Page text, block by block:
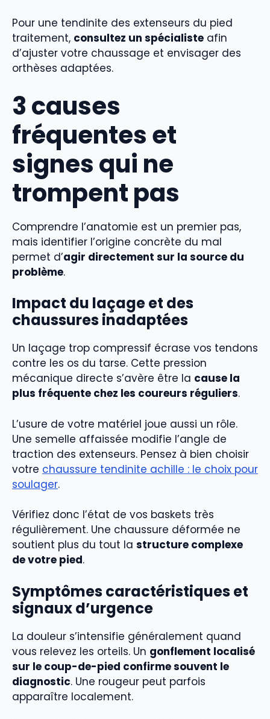
Pour une tendinite des extenseurs du pied
traitement, consultez un spécialiste afin
d’ajuster votre chaussage et envisager des
orthèses adaptées.
3 causes
fréquentes et
signes qui ne
trompent pas
Comprendre l’anatomie est un premier pas,
mais identifier l’origine concrète du mal
permet d’agir directement sur la source du
problème.
Impact du laçage et des
chaussures inadaptées
Un laçage trop compressif écrase vos tendons
contre les os du tarse. Cette pression
mécanique directe s’avère être la cause la
plus fréquente chez les coureurs réguliers.
L’usure de votre matériel joue aussi un rôle.
Une semelle affaissée modifie l’angle de
traction des extenseurs. Pensez à bien choisir
votre chaussure tendinite achille : le choix pour
soulager.
Vérifiez donc l’état de vos baskets très
régulièrement. Une chaussure déformée ne
soutient plus du tout la structure complexe
de votre pied.
Symptômes caractéristiques et
signaux d’urgence
La douleur s’intensifie généralement quand
vous relevez les orteils. Un gonflement localisé
sur le coup-de-pied confirme souvent le
diagnostic. Une rougeur peut parfois
apparaître localement.